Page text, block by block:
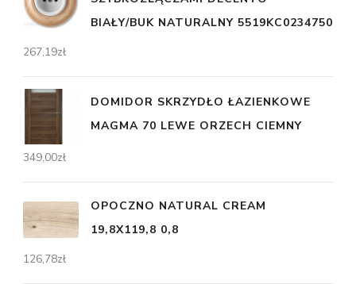
BIAŁY/BUK NATURALNY 5519KC0234750
267,19zł
DOMIDOR SKRZYDŁO ŁAZIENKOWE
MAGMA 70 LEWE ORZECH CIEMNY
349,00zł
OPOCZNO NATURAL CREAM
19,8X119,8 0,8
126,78zł